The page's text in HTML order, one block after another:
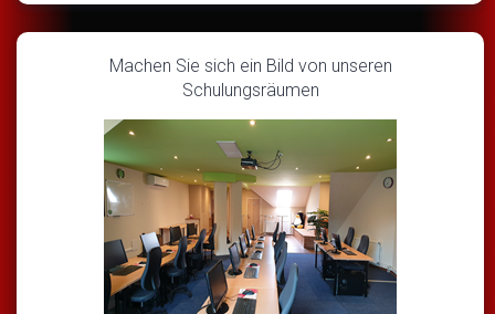
Machen Sie sich ein Bild von unseren
Schulungsräumen